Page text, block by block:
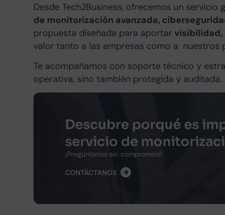
Desde Tech2Business, ofrecemos un
de monitorización avanzada,
propuesta diseñada para aportar
valor tanto a las empresas como a nuestros
Te acompañamos con soporte técnico y
operativa, sino también protegida y auditada.
Descubre porqué es
servicio de
¡Pregúntanos sin compromiso!
CONTÁCTANOS